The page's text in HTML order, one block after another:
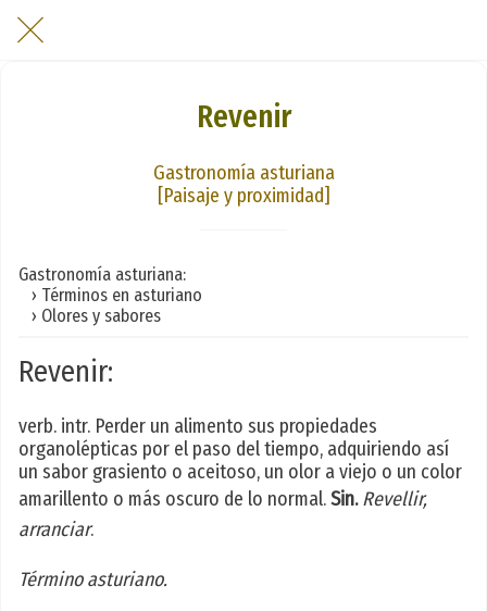
Revenir
Gastronomía asturiana
[Paisaje y proximidad]
Gastronomía asturiana:
› Términos en asturiano
› Olores y sabores
Revenir:
verb. intr. Perder un alimento sus propiedades
organolépticas por el paso del tiempo, adquiriendo así
un sabor grasiento o aceitoso, un olor a viejo o un color
amarillento o más oscuro de lo normal.Sin. Revellir,
arranciar.
Término asturiano.